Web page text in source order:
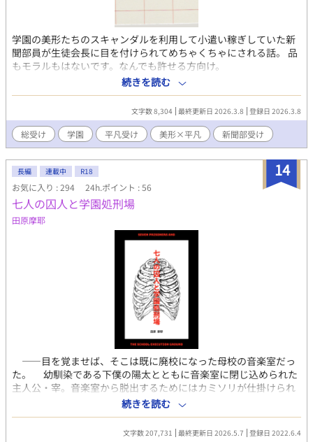
学園の美形たちのスキャンダルを利用して小遣い稼ぎしていた新
聞部員が生徒会長に目を付けられてめちゃくちゃにされる話。 品
もモラルもはないです。なんでも許せる方向け。
続きを読む
文字数 8,304 最終更新日 2026.3.8 登録日 2026.3.8
総受け 学園 平凡受け 美形×平凡 新聞部受け
14
長編 連載中 R18
お気に入り : 294 24h.ポイント : 56
七人の囚人と学園処刑場
田原摩耶
――目を覚ませば、そこは既に廃校になった母校の音楽室だっ
た。 幼馴染である下僕の陽太とともに音楽室に閉じ込められた
主人公・宰。音楽室から脱出するためにはカミソリが仕掛けられ
たピアノの中から鍵を取り出す必要があった。 【廃校に閉じ込め
られた宰含む六人の元同級生たちが、脱出するために色んなゲー
ムをさせられるお話】 性根念曲がった短気強気口悪お坊ちゃま総
続きを読む
文字数 207,731 最終更新日 2026.5.7 登録日 2022.6.4